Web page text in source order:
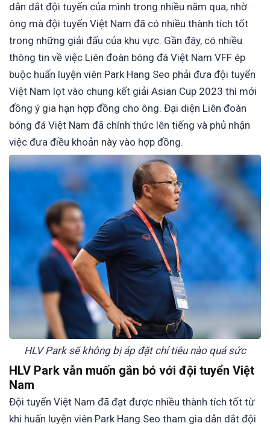
dẫn dắt đội tuyển của mình trong nhiều năm qua, nhờ
ông mà đội tuyển Việt Nam đã có nhiều thành tích tốt
trong những giải đấu của khu vực. Gần đây, có nhiều
thông tin về việc Liên đoàn bóng đá Việt Nam VFF ép
buộc huấn luyện viên Park Hang Seo phải đưa đội tuyển
Việt Nam lọt vào chung kết giải Asian Cup 2023 thì mới
đồng ý gia hạn hợp đồng cho ông. Đại diện Liên đoàn
bóng đá Việt Nam đã chính thức lên tiếng và phủ nhận
việc đưa điều khoản này vào hợp đồng.
HLV Park sẽ không bị áp đặt chỉ tiêu nào quá sức
HLV Park vẫn muốn gắn bó với đội tuyển Việt
Nam
Đội tuyển Việt Nam đã đạt được nhiều thành tích tốt từ
khi huấn luyện viên Park Hang Seo tham gia dẫn dắt đội